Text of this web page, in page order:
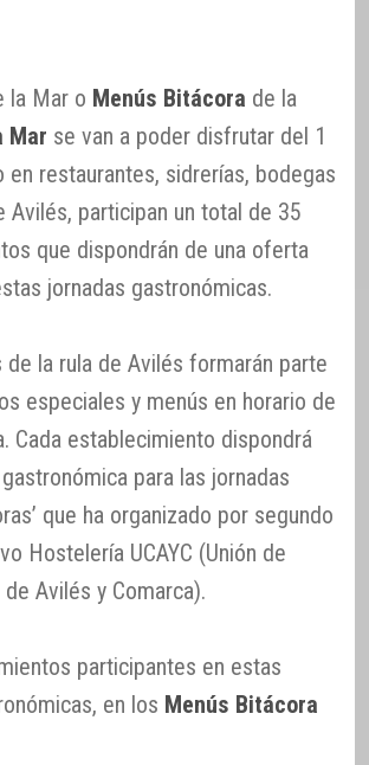
la Mar o Menús Bitácora de la
Mar se van a poder disfrutar del 1
en restaurantes, sidrerías, bodegas
Avilés, participan un total de 35
que dispondrán de una oferta
jornadas gastronómicas.
de la rula de Avilés formarán parte
especiales y menús en horario de
Cada establecimiento dispondrá
para las jornadas
que ha organizado por segundo
Hostelería UCAYC (Unión de
Avilés y Comarca).
participantes en estas
en los Menús Bitácora